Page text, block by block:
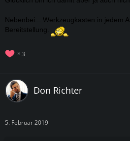
Nebenbei... Werkzeugkasten in jedem
Bereitstellung.
3
Don Richter
5. Februar 2019